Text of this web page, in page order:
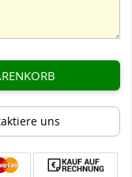
uns